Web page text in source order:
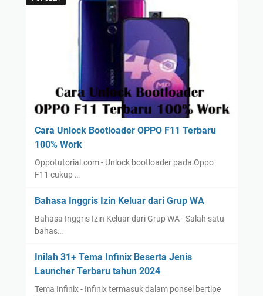
Cara Unlock Bootloader OPPO F11 Terbaru
100% Work
Oppotutorial.com - Unlock bootloader pada Oppo
F11 cukup …
Bahasa Inggris Izin Keluar dari Grup WA
Bahasa Inggris Izin Keluar dari Grup WA - Salah satu
bahas…
Inilah 31+ Tema Infinix Beserta Jenis
Launcher Terbaru tahun 2024
Tema Infinix - Infinix termasuk dalam ponsel bertipe